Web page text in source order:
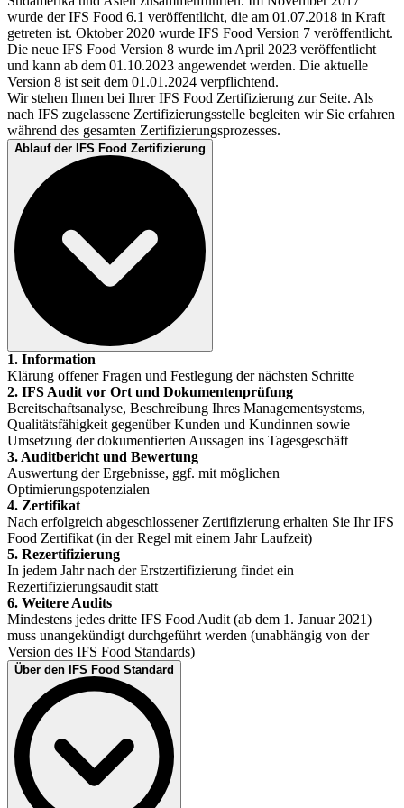
wurde der IFS Food 6.1 veröffentlicht, die am 01.07.2018 in Kraft
getreten ist. Oktober 2020 wurde IFS Food Version 7 veröffentlicht.
Die neue IFS Food Version 8 wurde im April 2023 veröffentlicht
und kann ab dem 01.10.2023 angewendet werden. Die aktuelle
Version 8 ist seit dem 01.01.2024 verpflichtend.
Wir stehen Ihnen bei Ihrer IFS Food Zertifizierung zur Seite. Als
nach IFS zugelassene Zertifizierungsstelle begleiten wir Sie erfahren
während des gesamten Zertifizierungsprozesses.
Ablauf der IFS Food Zertifizierung
1. Information
Klärung offener Fragen und Festlegung der nächsten Schritte
2. IFS Audit vor Ort und Dokumentenprüfung
Bereitschaftsanalyse, Beschreibung Ihres Managementsystems,
Qualitätsfähigkeit gegenüber Kunden und Kundinnen sowie
Umsetzung der dokumentierten Aussagen ins Tagesgeschäft
3. Auditbericht und Bewertung
Auswertung der Ergebnisse, ggf. mit möglichen
Optimierungspotenzialen
4. Zertifikat
Nach erfolgreich abgeschlossener Zertifizierung erhalten Sie Ihr IFS
Food Zertifikat (in der Regel mit einem Jahr Laufzeit)
5. Rezertifizierung
In jedem Jahr nach der Erstzertifizierung findet ein
Rezertifizierungsaudit statt
6. Weitere Audits
Mindestens jedes dritte IFS Food Audit (ab dem 1. Januar 2021)
muss unangekündigt durchgeführt werden (unabhängig von der
Version des IFS Food Standards)
Über den IFS Food Standard